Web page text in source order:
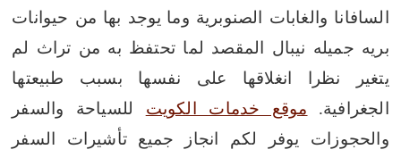
السافانا والغابات الصنوبرية وما يوجد بها من حيوانات
بريه جميله نيبال المقصد لما تحتفظ به من تراث لم
يتغير نظرا انغلاقها على نفسها بسبب طبيعتها
الجغرافية.
موقع خدمات الكويت للسياحة والسفر
والحجوزات يوفر لكم انجاز جميع تأشيرات السفر